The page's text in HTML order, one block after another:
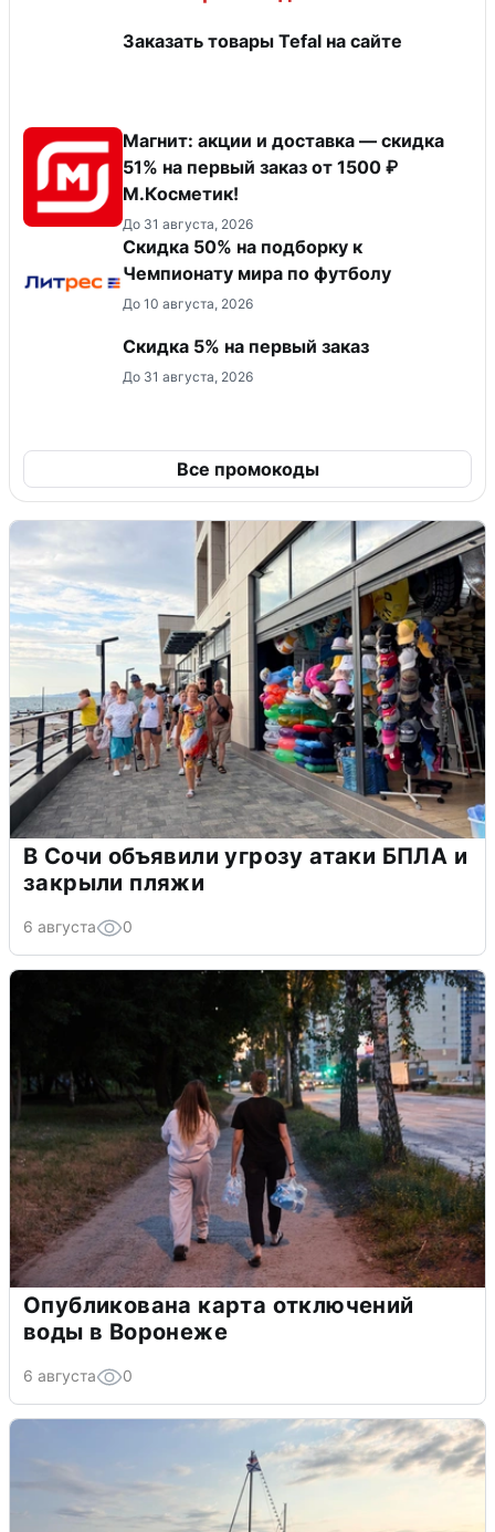
Заказать товары Tefal на сайте
Магнит: акции и доставка — скидка
51% на первый заказ от 1500 ₽
М.Косметик!
До 31 августа, 2026
Скидка 50% на подборку к
Чемпионату мира по футболу
До 10 августа, 2026
Скидка 5% на первый заказ
До 31 августа, 2026
Все промокоды
В Сочи объявили угрозу атаки БПЛА и
закрыли пляжи
6 августа 0
Опубликована карта отключений
воды в Воронеже
6 августа 0